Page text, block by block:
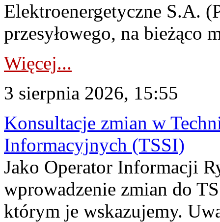
Elektroenergetyczne S.A.
przesyłowego, na bieżąco
Więcej...
3 sierpnia 2026, 15:55
Konsultacje zmian w
Informacyjnych (TSSI)
Jako Operator Informacji
wprowadzenie zmian do
którym je wskazujemy.